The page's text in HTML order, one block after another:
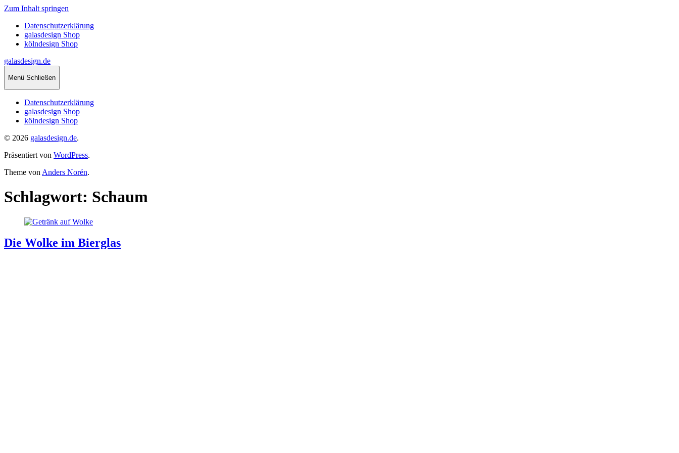
Zum Inhalt springen
Datenschutzerklärung
galasdesign Shop
kölndesign Shop
galasdesign.de
Menü Schließen
Datenschutzerklärung
galasdesign Shop
kölndesign Shop
© 2026 galasdesign.de.
Präsentiert von WordPress.
Theme von Anders Norén.
Schlagwort: Schaum
Die Wolke im Bierglas